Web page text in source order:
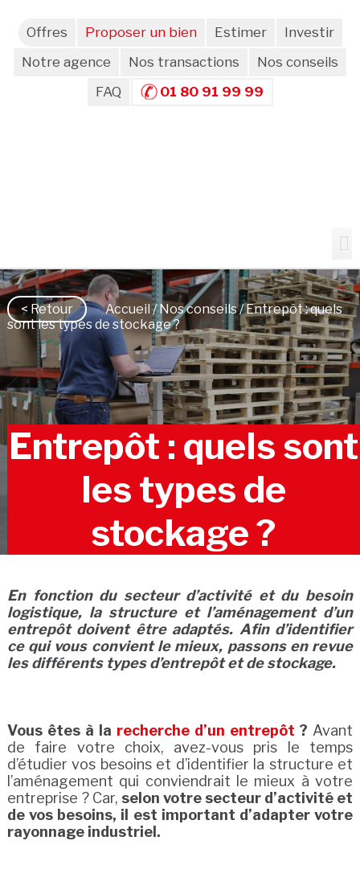
Offres Proposer un bien Estimer
Investir
Notre agence
Nos transactions
Nos conseils
FAQ
01 80 91 99 99
< Retour Accueil/Nos conseils/ Entrepôt : quels
sont les types de stockage ?
Entrepôt : quels sont
les types de
stockage ?
En fonction du secteur d’activité et du besoin
logistique, la structure et l’aménagement d’un
entrepôt doivent être adaptés. Afin d’identifier
ce qui vous convient le mieux, passons en revue
les différents types d’entrepôt et de stockage.
Vous êtes à la recherche d’un entrepôt? Avant
de faire votre choix, avez-vous pris le temps
d’étudier vos besoins et d’identifier la structure et
l’aménagement qui conviendrait le mieux à votre
entreprise ? Car, selon votre secteur d’activité et
de vos besoins, il est important d’adapter votre
rayonnage industriel.